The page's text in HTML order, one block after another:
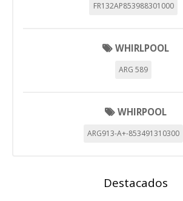
FR132AP853988301000
WHIRLPOOL
ARG 589
WHIRPOOL
ARG913-A+-853491310300
Destacados
Estas cookies pueden ser establecidas
No almacenan directamente
dispositivo de Internet.